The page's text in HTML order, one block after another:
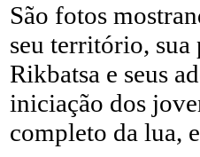
São fotos
seu território,
Rikbatsa e seus
iniciação dos
completo da lua,